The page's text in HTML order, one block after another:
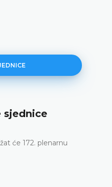
sjednice
će 172. plenarnu